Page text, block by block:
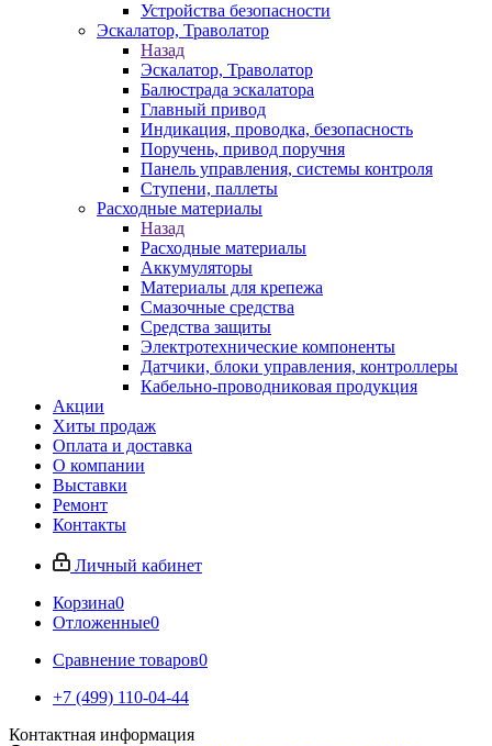
Устройства безопасности
Эскалатор, Траволатор
Назад
Эскалатор, Траволатор
Балюстрада эскалатора
Главный привод
Индикация, проводка, безопасность
Поручень, привод поручня
Панель управления, системы контроля
Ступени, паллеты
Расходные материалы
Назад
Расходные материалы
Аккумуляторы
Материалы для крепежа
Смазочные средства
Средства защиты
Электротехнические компоненты
Датчики, блоки управления, контроллеры
Кабельно-проводниковая продукция
Акции
Хиты продаж
Оплата и доставка
О компании
Выставки
Ремонт
Контакты
Личный кабинет
Корзина0
Отложенные0
Сравнение товаров0
+7 (499) 110-04-44
Контактная информация